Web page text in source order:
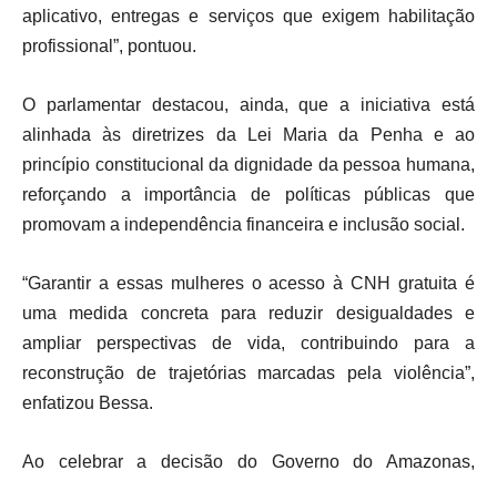
aplicativo, entregas e serviços que exigem habilitação
profissional”, pontuou.
O parlamentar destacou, ainda, que a iniciativa está
alinhada às diretrizes da Lei Maria da Penha e ao
princípio constitucional da dignidade da pessoa humana,
reforçando a importância de políticas públicas que
promovam a independência financeira e inclusão social.
“Garantir a essas mulheres o acesso à CNH gratuita é
uma medida concreta para reduzir desigualdades e
ampliar perspectivas de vida, contribuindo para a
reconstrução de trajetórias marcadas pela violência”,
enfatizou Bessa.
Ao celebrar a decisão do Governo do Amazonas,